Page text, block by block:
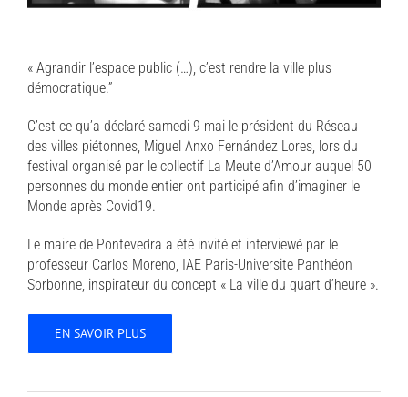
« Agrandir l’espace public (…), c’est rendre la ville plus
démocratique.”
C’est ce qu’a déclaré samedi 9 mai le président du Réseau
des villes piétonnes, Miguel Anxo Fernández Lores, lors du
festival organisé par le collectif La Meute d’Amour auquel 50
personnes du monde entier ont participé afin d’imaginer le
Monde après Covid19.
Le maire de Pontevedra a été invité et interviewé par le
professeur Carlos Moreno, IAE Paris-Universite Panthéon
Sorbonne, inspirateur du concept « La ville du quart d’heure ».
EN SAVOIR PLUS